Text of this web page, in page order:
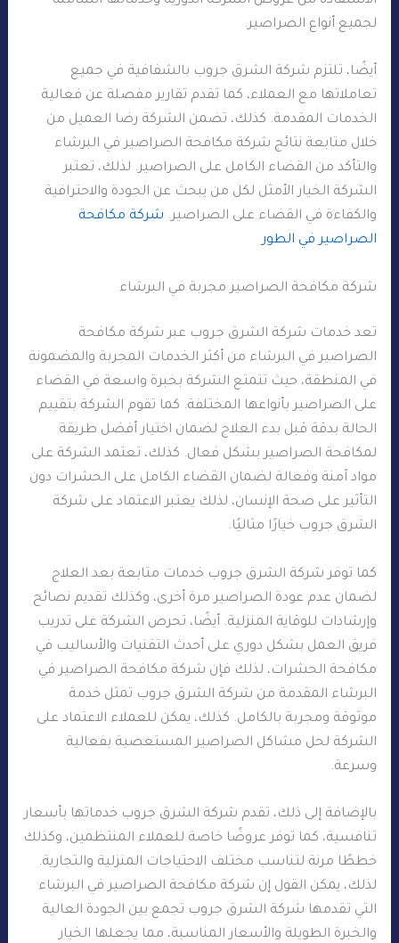
لجميع أنواع الصراصير.
أيضًا، تلتزم شركة الشرق جروب بالشفافية في جميع
تعاملاتها مع العملاء، كما تقدم تقارير مفصلة عن فعالية
الخدمات المقدمة. كذلك، تضمن الشركة رضا العميل من
خلال متابعة نتائج شركة مكافحة الصراصير في البرشاء
والتأكد من القضاء الكامل على الصراصير. لذلك، تعتبر
الشركة الخيار الأمثل لكل من يبحث عن الجودة والاحترافية
والكفاءة في القضاء على الصراصير. شركة مكافحة
الصراصير في الطور
شركة مكافحة الصراصير مجربة في البرشاء
تعد خدمات شركة الشرق جروب عبر شركة مكافحة
الصراصير في البرشاء من أكثر الخدمات المجربة والمضمونة
في المنطقة، حيث تتمتع الشركة بخبرة واسعة في القضاء
على الصراصير بأنواعها المختلفة. كما تقوم الشركة بتقييم
الحالة بدقة قبل بدء العلاج لضمان اختيار أفضل طريقة
لمكافحة الصراصير بشكل فعال. كذلك، تعتمد الشركة على
مواد آمنة وفعالة لضمان القضاء الكامل على الحشرات دون
التأثير على صحة الإنسان، لذلك يعتبر الاعتماد على شركة
الشرق جروب خيارًا مثاليًا.
كما توفر شركة الشرق جروب خدمات متابعة بعد العلاج
لضمان عدم عودة الصراصير مرة أخرى، وكذلك تقديم نصائح
وإرشادات للوقاية المنزلية. أيضًا، تحرص الشركة على تدريب
فريق العمل بشكل دوري على أحدث التقنيات والأساليب في
مكافحة الحشرات، لذلك فإن شركة مكافحة الصراصير في
البرشاء المقدمة من شركة الشرق جروب تمثل خدمة
موثوقة ومجربة بالكامل. كذلك، يمكن للعملاء الاعتماد على
الشركة لحل مشاكل الصراصير المستعصية بفعالية
وسرعة.
بالإضافة إلى ذلك، تقدم شركة الشرق جروب خدماتها بأسعار
تنافسية، كما توفر عروضًا خاصة للعملاء المنتظمين، وكذلك
خططًا مرنة لتناسب مختلف الاحتياجات المنزلية والتجارية.
لذلك، يمكن القول إن شركة مكافحة الصراصير في البرشاء
التي تقدمها شركة الشرق جروب تجمع بين الجودة العالية
والخبرة الطويلة والأسعار المناسبة، مما يجعلها الخيار